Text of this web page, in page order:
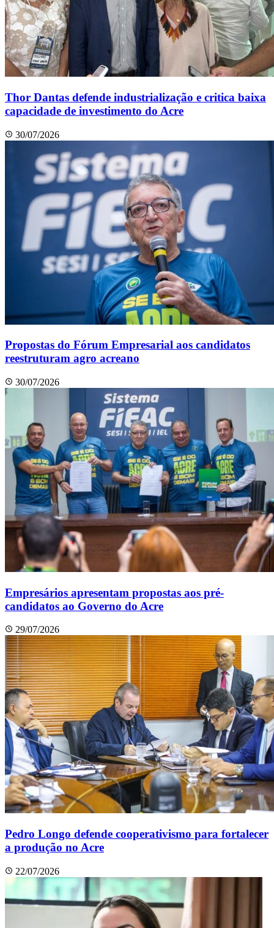
Thor Dantas defende industrialização e critica baixa
capacidade de investimento do Acre
30/07/2026
Propostas do Fórum Empresarial aos candidatos
reestruturam agro acreano
30/07/2026
Empresários apresentam propostas aos pré-
candidatos ao Governo do Acre
29/07/2026
Pedro Longo defende cooperativismo para fortalecer
a produção no Acre
22/07/2026